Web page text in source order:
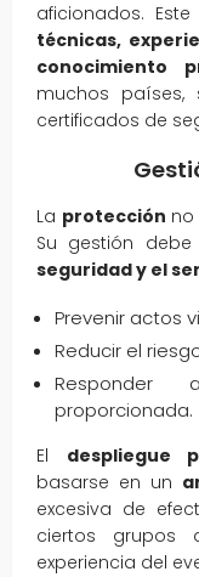
aficionados.
técnicas,
conocimiento
muchos
certificados de
La protección
Su gestión
seguridad y el
Prevenir actos
Reducir el
proporcionada.
El despliegue
basarse en un
excesiva de
ciertos
experiencia del